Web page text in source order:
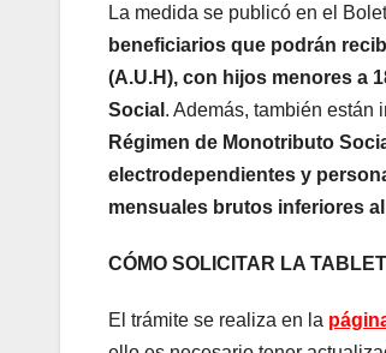
La medida se publicó en el
beneficiarios que podrán
(A.U.H), con hijos menores a
Social . Además, también están
Régimen de Monotributo
electrodependientes y
mensuales brutos inferiores
CÓMO SOLICITAR LA TABLET
El trámite se realiza en la